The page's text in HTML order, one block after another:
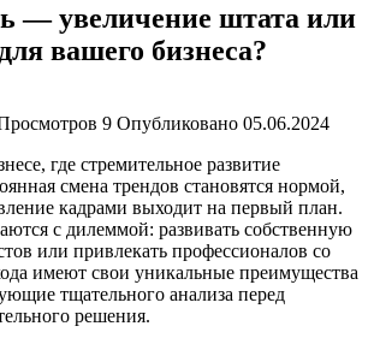
— увеличение штата или
вашего бизнеса?
9 Опубликовано 05.06.2024
где стремительное развитие
смена трендов становятся нормой,
кадрами выходит на первый план.
с дилеммой: развивать собственную
или привлекать профессионалов со
имеют свои уникальные преимущества
тщательного анализа перед
решения.